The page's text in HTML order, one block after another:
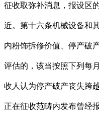
征收取弥补消息，报设区
近。第十六条机械设备和
内粉饰拆修价值、停产破
评估的，该当按照下列每
收人认为停产破产丧失跨
正在征收范畴内发布曾经